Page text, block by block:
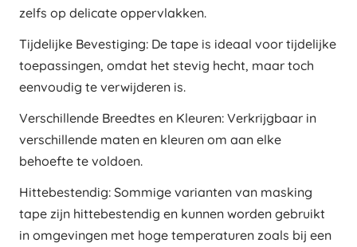
zelfs op delicate oppervlakken.
Tijdelijke Bevestiging: De tape is ideaal voor tijdelijke
toepassingen, omdat het stevig hecht, maar toch
eenvoudig te verwijderen is.
Verschillende Breedtes en Kleuren: Verkrijgbaar in
verschillende maten en kleuren om aan elke
behoefte te voldoen.
Hittebestendig: Sommige varianten van masking
tape zijn hittebestendig en kunnen worden gebruikt
in omgevingen met hoge temperaturen zoals bij een